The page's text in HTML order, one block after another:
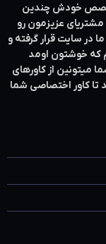
خودش چندین
مشتریای عزیزمون رو
در سایت قرار گرفته و
که خوشتون اومد
میتونین از کاورهای
تا کاور اختصاصی شما